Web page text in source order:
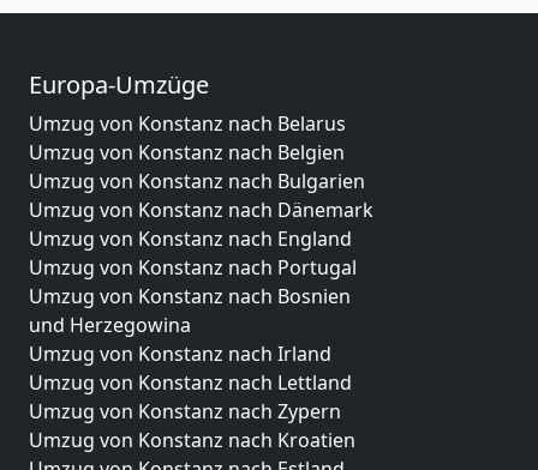
Europa-Umzüge
Umzug von Konstanz nach Belarus
Umzug von Konstanz nach Belgien
Umzug von Konstanz nach Bulgarien
Umzug von Konstanz nach Dänemark
Umzug von Konstanz nach England
Umzug von Konstanz nach Portugal
Umzug von Konstanz nach Bosnien
und Herzegowina
Umzug von Konstanz nach Irland
Umzug von Konstanz nach Lettland
Umzug von Konstanz nach Zypern
Umzug von Konstanz nach Kroatien